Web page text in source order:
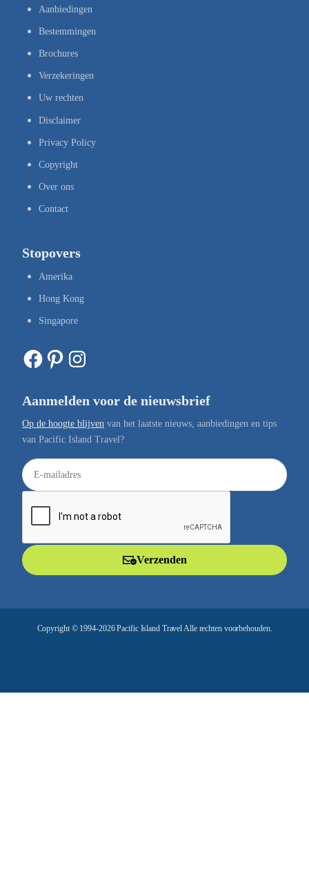
Aanbiedingen
Bestemmingen
Brochures
Verzekeringen
Uw rechten
Disclaimer
Privacy Policy
Copyright
Over ons
Contact
Stopovers
Amerika
Hong Kong
Singapore
Facebook Pinterest Instagram
Aanmelden voor de nieuwsbrief
Op de hoogte blijven van het laatste nieuws, aanbiedingen en tips
van Pacific Island Travel?
E
-
a
Verzenden
Copyright © 1994-2026 Pacific Island Travel Alle rechten voorbehouden.